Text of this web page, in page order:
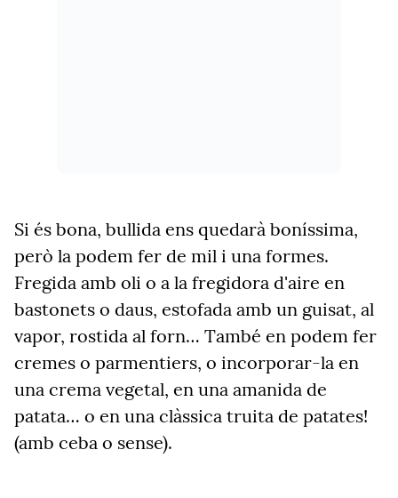
Si és bona, bullida ens quedarà boníssima,
però la podem fer de mil i una formes.
Fregida amb oli o a la fregidora d'aire en
bastonets o daus, estofada amb un guisat, al
vapor, rostida al forn… També en podem fer
cremes o parmentiers, o incorporar-la en
una crema vegetal, en una amanida de
patata… o en una clàssica truita de patates!
(amb ceba o sense).